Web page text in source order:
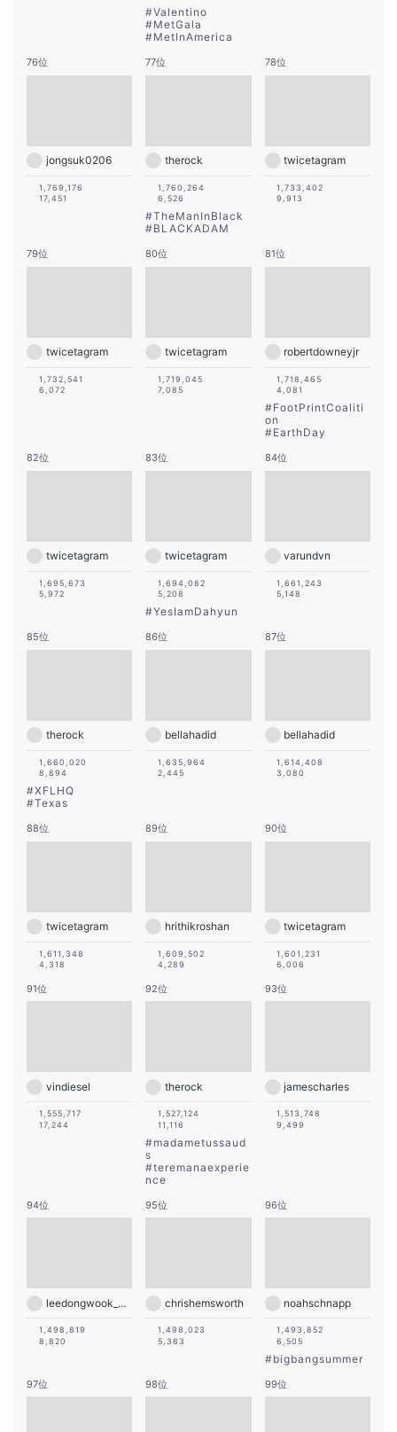
#Valentino
#MetGala
#MetInAmerica
76位
jongsuk0206
1,769,176
17,451
77位
therock
1,760,264
6,526
#TheManInBlack
#BLACKADAM
78位
twicetagram
1,733,402
9,913
79位
twicetagram
1,732,541
6,072
80位
twicetagram
1,719,045
7,085
81位
robertdowneyjr
1,718,465
4,081
#FootPrintCoaliti
on
#EarthDay
82位
twicetagram
1,695,673
5,972
83位
twicetagram
1,694,082
5,208
#YesIamDahyun
84位
varundvn
1,661,243
5,148
85位
therock
1,660,020
8,894
#XFLHQ
#Texas
86位
bellahadid
1,635,964
2,445
87位
bellahadid
1,614,408
3,080
88位
twicetagram
1,611,348
4,318
89位
hrithikroshan
1,609,502
4,289
90位
twicetagram
1,601,231
6,006
91位
vindiesel
1,555,717
17,244
92位
therock
1,527,124
11,116
#madametussaud
s
#teremanaexperie
nce
93位
jamescharles
1,513,748
9,499
94位
leedongwook_official
1,498,819
8,820
95位
chrishemsworth
1,498,023
5,383
96位
noahschnapp
1,493,852
6,505
#bigbangsummer
97位 98位 99位